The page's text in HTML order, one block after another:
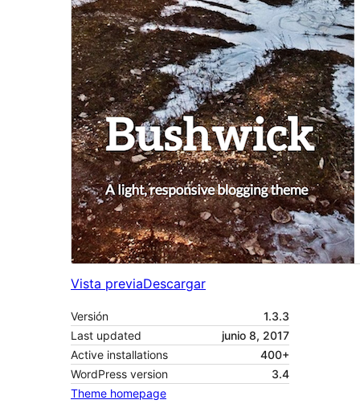
Vista previaDescargar
Versión
1.3.3
Last updated
junio 8, 2017
Active installations
400+
WordPress version
3.4
Theme homepage